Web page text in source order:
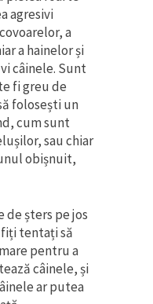
agresivi
a
a hainelor și
câinele. Sunt
fi greu de
folosești un
cum sunt
sau chiar
obișnuit,
de șters pe jos
tentați să
pentru a
câinele, și
ar putea